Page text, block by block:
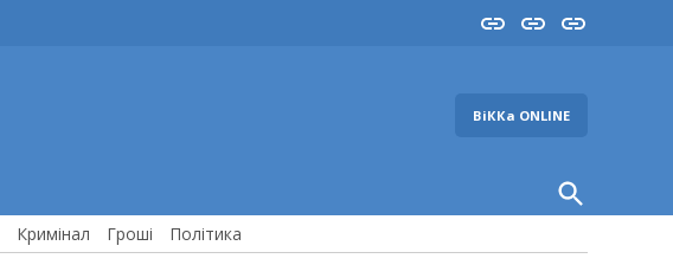
InstaYouTube
FB
ВіККа ONLINE
Open
Search
Кримінал Гроші Політика